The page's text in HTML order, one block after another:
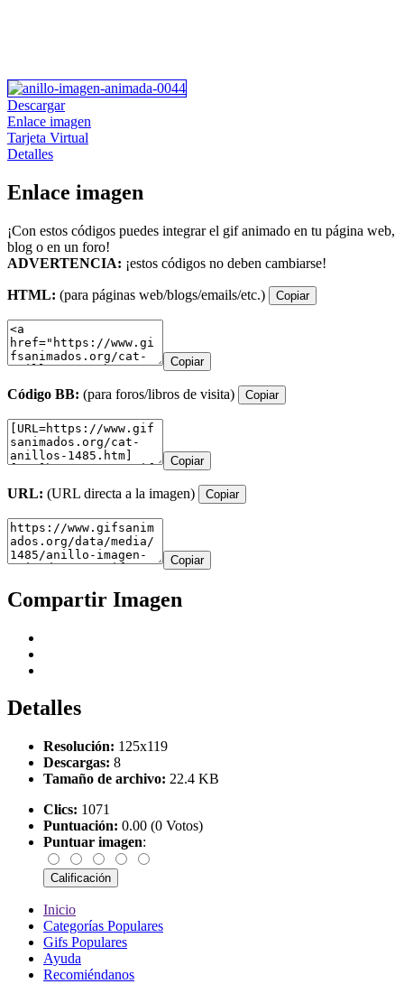
Descargar
Enlace imagen
Tarjeta Virtual
Detalles
Enlace imagen
¡Con estos códigos puedes integrar el gif animado en tu página web,
blog o en un foro!
ADVERTENCIA: ¡estos códigos no deben cambiarse!
HTML: (para páginas web/blogs/emails/etc.) Copiar
Copiar
Código BB: (para foros/libros de visita) Copiar
Copiar
URL: (URL directa a la imagen) Copiar
Copiar
Compartir Imagen
Detalles
Resolución: 125x119
Descargas: 8
Tamaño de archivo: 22.4 KB
Clics: 1071
Puntuación: 0.00 (0 Votos)
Puntuar imagen:
Inicio
Categorías Populares
Gifs Populares
Ayuda
Recomiéndanos